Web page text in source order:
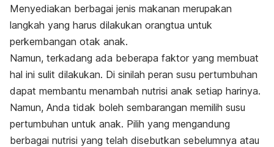
Menyediakan berbagai jenis makanan merupakan
langkah yang harus dilakukan orangtua untuk
perkembangan otak anak.
Namun, terkadang ada beberapa faktor yang membuat
hal ini sulit dilakukan. Di sinilah peran susu pertumbuhan
dapat membantu menambah nutrisi anak setiap harinya.
Namun, Anda tidak boleh sembarangan memilih susu
pertumbuhan untuk anak. Pilih yang mengandung
berbagai nutrisi yang telah disebutkan sebelumnya atau